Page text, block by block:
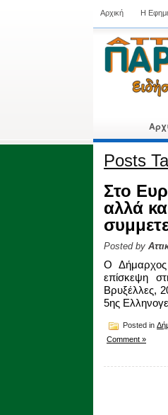
Αρχική Η
Posts
Στο
αλλά
Posted by
Ο Δήμαρχος
επίσκεψη
Βρυξέλλες,
5ης
Posted in
Comment »